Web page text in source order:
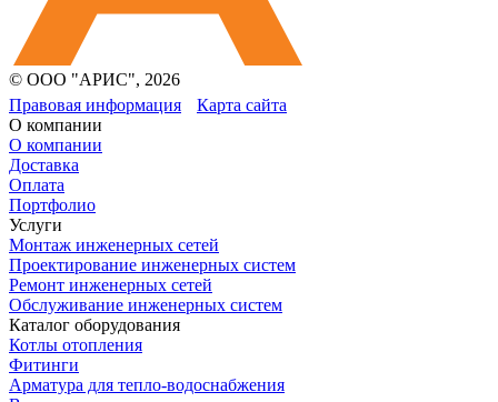
© ООО "АРИС", 2026
Правовая информация
Карта сайта
О компании
О компании
Доставка
Оплата
Портфолио
Услуги
Монтаж инженерных сетей
Проектирование инженерных систем
Ремонт инженерных сетей
Обслуживание инженерных систем
Каталог оборудования
Котлы отопления
Фитинги
Арматура для тепло-водоснабжения